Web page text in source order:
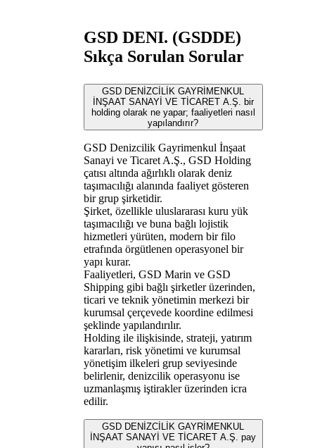
GSD DENI. (GSDDE)
Sıkça Sorulan Sorular
GSD DENİZCİLİK GAYRİMENKUL
İNŞAAT SANAYİ VE TİCARET A.Ş. bir
holding olarak ne yapar; faaliyetleri nasıl
yapılandırır?
GSD Denizcilik Gayrimenkul İnşaat
Sanayi ve Ticaret A.Ş., GSD Holding
çatısı altında ağırlıklı olarak deniz
taşımacılığı alanında faaliyet gösteren
bir grup şirketidir.
Şirket, özellikle uluslararası kuru yük
taşımacılığı ve buna bağlı lojistik
hizmetleri yürüten, modern bir filo
etrafında örgütlenen operasyonel bir
yapı kurar.
Faaliyetleri, GSD Marin ve GSD
Shipping gibi bağlı şirketler üzerinden,
ticari ve teknik yönetimin merkezi bir
kurumsal çerçevede koordine edilmesi
şeklinde yapılandırılır.
Holding ile ilişkisinde, strateji, yatırım
kararları, risk yönetimi ve kurumsal
yönetişim ilkeleri grup seviyesinde
belirlenir, denizcilik operasyonu ise
uzmanlaşmış iştirakler üzerinden icra
edilir.
GSD DENİZCİLİK GAYRİMENKUL
İNŞAAT SANAYİ VE TİCARET A.Ş. pay